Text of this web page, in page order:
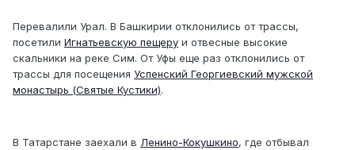
Перевалили Урал. В Башкирии отклонились от трассы,
посетили Игнатьевскую пещеру и отвесные высокие
скальники на реке Сим. От Уфы еще раз отклонились от
трассы для посещения Успенский Георгиевский мужской
монастырь (Святые Кустики).
В Татарстане заехали в Ленино-Кокушкино, где отбывал